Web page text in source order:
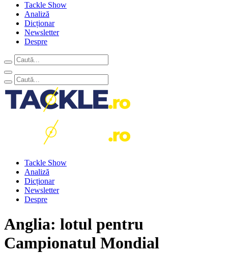
Tackle Show
Analiză
Dicționar
Newsletter
Despre
Tackle Show
Analiză
Dicționar
Newsletter
Despre
Anglia: lotul pentru
Campionatul Mondial